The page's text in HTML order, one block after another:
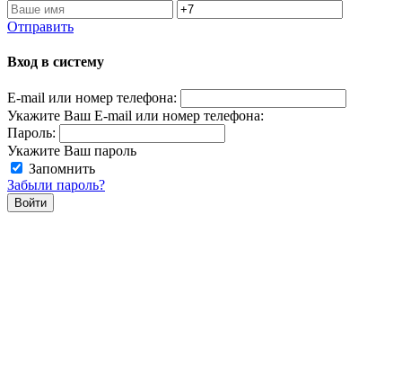
Отправить
Вход в систему
E-mail или номер телефона:
Укажите Ваш E-mail или номер телефона:
Пароль:
Укажите Ваш пароль
Запомнить
Забыли пароль?